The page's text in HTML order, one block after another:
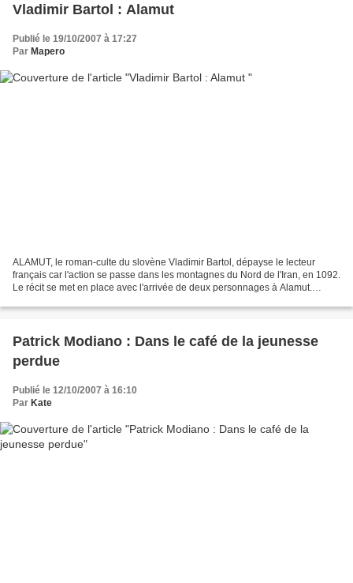
Vladimir Bartol : Alamut
Publié le 19/10/2007 à 17:27
Par Mapero
ALAMUT, le roman-culte du slovène Vladimir Bartol, dépayse le lecteur
français car l'action se passe dans les montagnes du Nord de l'Iran, en 1092.
Le récit se met en place avec l'arrivée de deux personnages à Alamut.
Patrick Modiano : Dans le café de la jeunesse
perdue
Publié le 12/10/2007 à 16:10
Par Kate